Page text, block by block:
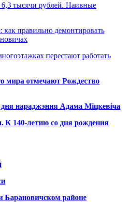
тысячи рублей. Наивные
правильно демонтировать
перестают работать
мира отмечают Рождество
нараджэння Адама Міцкевіча
К 140-летию со дня рождения
Барановичском районе